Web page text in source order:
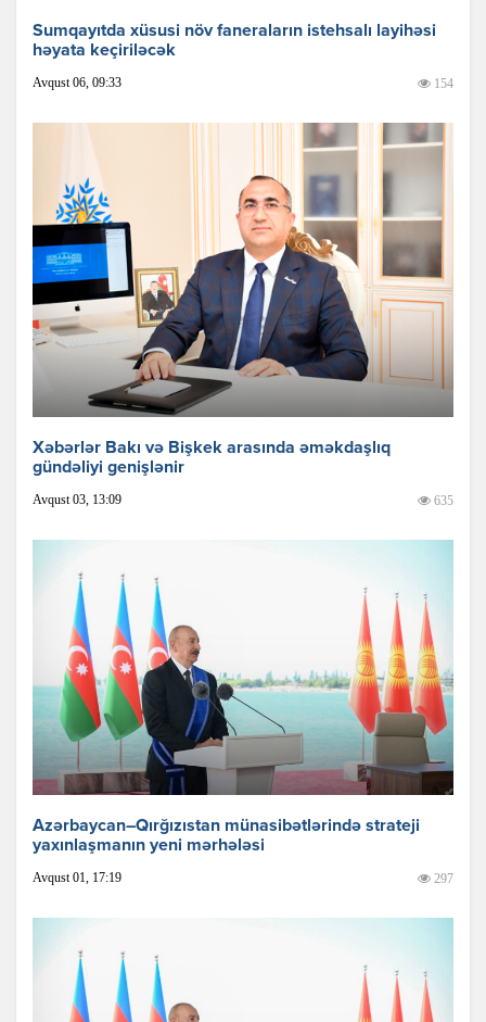
Sumqayıtda xüsusi növ faneraların istehsalı layihəsi
həyata keçiriləcək
Avqust 06, 09:33 154
Xəbərlər Bakı və Bişkek arasında əməkdaşlıq
gündəliyi genişlənir
Avqust 03, 13:09 635
Azərbaycan–Qırğızıstan münasibətlərində strateji
yaxınlaşmanın yeni mərhələsi
Avqust 01, 17:19 297